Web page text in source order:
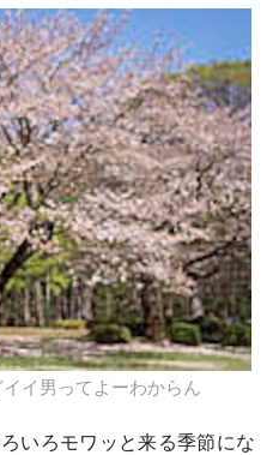
イ男ってよーわからん
いろモワッと来る季節にな